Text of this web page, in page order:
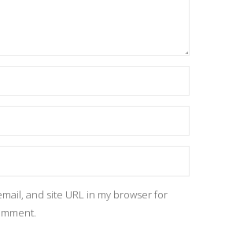
and site URL in my browser for